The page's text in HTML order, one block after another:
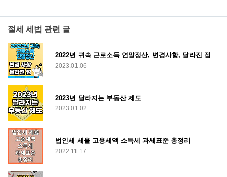
절세 세법 관련 글
2022년 귀속 근로소득 연말정산, 변경사항, 달라진 점
2023.01.06
2023년 달라지는 부동산 제도
2023.01.02
법인세 세율 고용세액 소득세 과세표준 총정리
2022.11.17